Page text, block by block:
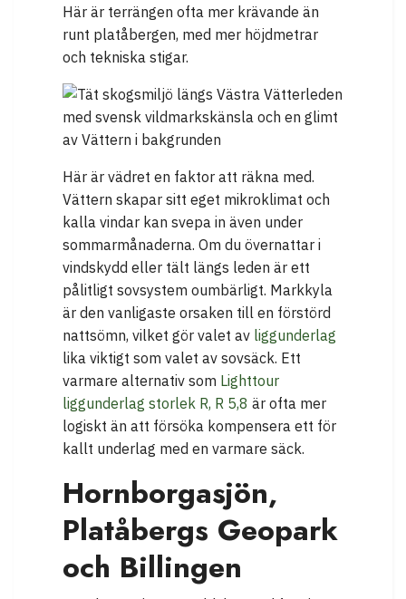
Här är terrängen ofta mer krävande än
runt platåbergen, med mer höjdmetrar
och tekniska stigar.
Här är vädret en faktor att räkna med.
Vättern skapar sitt eget mikroklimat och
kalla vindar kan svepa in även under
sommarmånaderna. Om du övernattar i
vindskydd eller tält längs leden är ett
pålitligt sovsystem oumbärligt. Markkyla
är den vanligaste orsaken till en förstörd
nattsömn, vilket gör valet av liggunderlag
lika viktigt som valet av sovsäck. Ett
varmare alternativ som Lighttour
liggunderlag storlek R, R 5,8 är ofta mer
logiskt än att försöka kompensera ett för
kallt underlag med en varmare säck.
Hornborgasjön,
Platåbergs Geopark
och Billingen